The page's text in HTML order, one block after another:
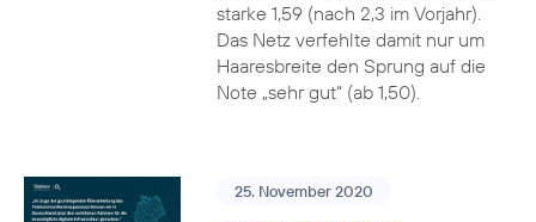
starke 1,59 (nach 2,3 im Vorjahr).
Das Netz verfehlte damit nur um
Haaresbreite den Sprung auf die
Note „sehr gut“ (ab 1,50).
25. November 2020